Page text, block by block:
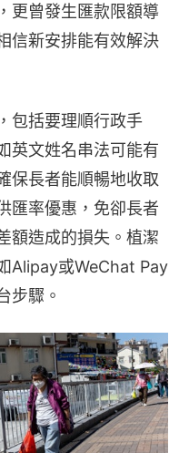
更曾發生匯款限額導
信新安排能有效解決
包括要理順行政手
英文姓名串法可能有
保長者能順暢地收取
匯率優惠，免卻長者
額造成的損失。植潔
Alipay或WeChat Pay
步驟。